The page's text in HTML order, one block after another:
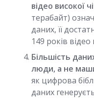
відео високої
терабайт)
даних, її
149 років відео
Більшість
люди, а не
як цифрова
даних